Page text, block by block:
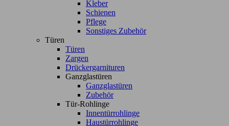
Kleber
Schienen
Pflege
Sonstiges Zubehör
Türen
Türen
Zargen
Drückergarnituren
Ganzglastüren
Ganzglastüren
Zubehör
Tür-Rohlinge
Innentürrohlinge
Haustürrohlinge